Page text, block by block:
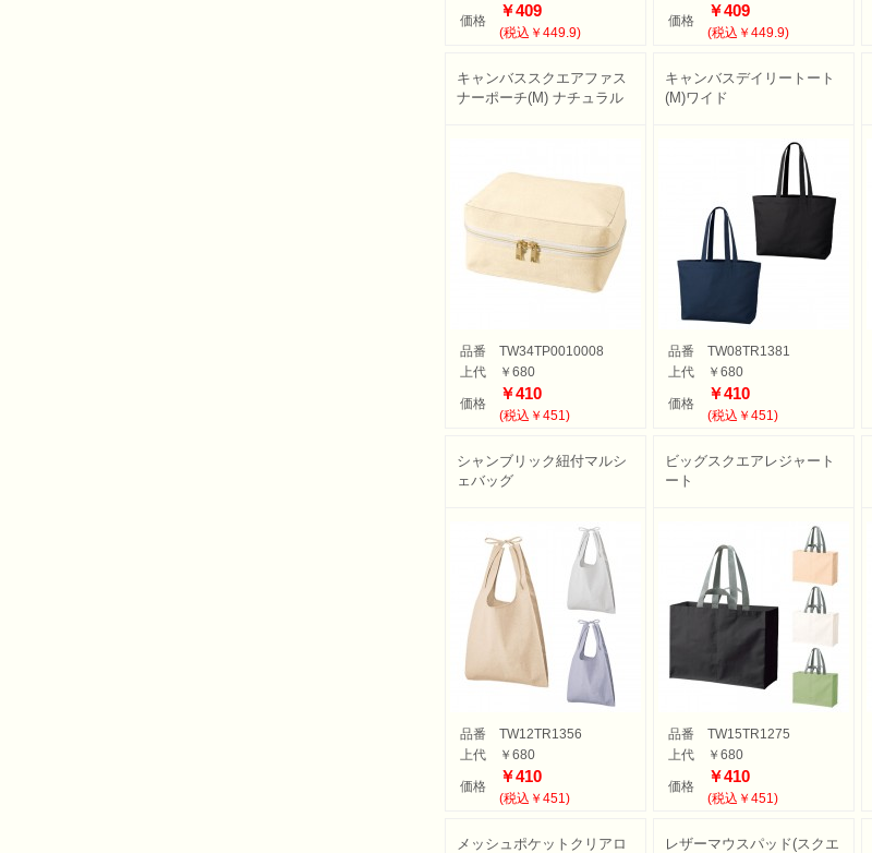
価格
￥409
(税込￥449.9)
価格
￥409
(税込￥449.9)
キャンバススクエアファス
ナーポーチ(M) ナチュラル
品番
TW34TP0010008
上代
￥680
価格
￥410
(税込￥451)
キャンバスデイリートート
(M)ワイド
品番
TW08TR1381
上代
￥680
価格
￥410
(税込￥451)
シャンブリック紐付マルシ
ェバッグ
品番
TW12TR1356
上代
￥680
価格
￥410
(税込￥451)
ビッグスクエアレジャート
ート
品番
TW15TR1275
上代
￥680
価格
￥410
(税込￥451)
メッシュポケットクリアロ レザーマウスパッド(スクエ